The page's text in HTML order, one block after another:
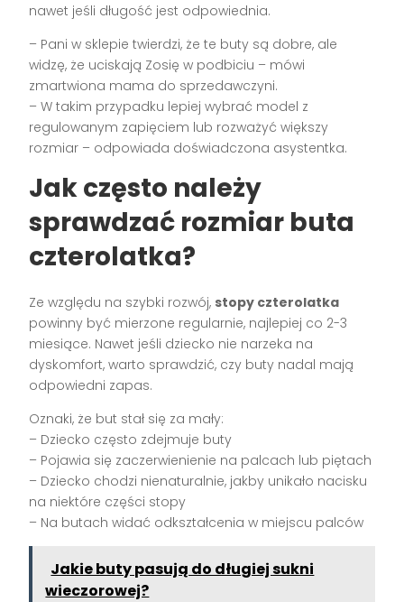
nawet jeśli długość jest odpowiednia.
– Pani w sklepie twierdzi, że te buty są dobre, ale
widzę, że uciskają Zosię w podbiciu – mówi
zmartwiona mama do sprzedawczyni.
– W takim przypadku lepiej wybrać model z
regulowanym zapięciem lub rozważyć większy
rozmiar – odpowiada doświadczona asystentka.
Jak często należy
sprawdzać rozmiar buta
czterolatka?
Ze względu na szybki rozwój, stopy czterolatka
powinny być mierzone regularnie, najlepiej co 2-3
miesiące. Nawet jeśli dziecko nie narzeka na
dyskomfort, warto sprawdzić, czy buty nadal mają
odpowiedni zapas.
Oznaki, że but stał się za mały:
– Dziecko często zdejmuje buty
– Pojawia się zaczerwienienie na palcach lub piętach
– Dziecko chodzi nienaturalnie, jakby unikało nacisku
na niektóre części stopy
– Na butach widać odkształcenia w miejscu palców
Jakie buty pasują do długiej sukni
wieczorowej?